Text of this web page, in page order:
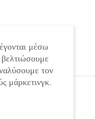
μέσω
τον
μάρκετινγκ.